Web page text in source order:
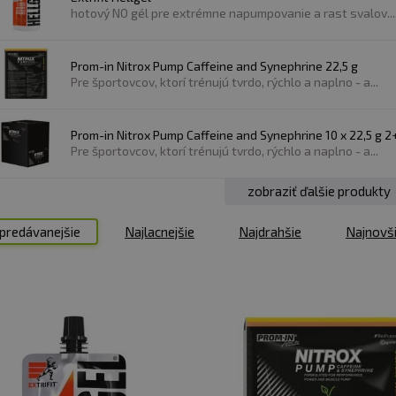
v športovej výžive:
NO je jeho schopnosť rozširovať cievy
prúdi kyslík a živiny, čo vedie k lepšiemu výkonu
krvi a prísunu kyslíka do svalov môžu športovci
ako je beh alebo cyklistika.
ciev vo svalovom tkanive, čo vedie k pocitu
pomáhajú rozširovať krvné cievy vo svalovom
čo podporuje rast svalovej hmoty a sily.
hotový NO gél pre extrémne napumpovanie a rast svalov....
Prom-in Nitrox Pump Caffeine and Synephrine 22,5 g
Pre športovcov, ktorí trénujú tvrdo, rýchlo a naplno - a...
Prom-in Nitrox Pump Caffeine and Synephrine 10 x 22,5 g
Pre športovcov, ktorí trénujú tvrdo, rýchlo a naplno - a...
zobraziť ďalšie produkty
Najlacnejšie Najdrahšie